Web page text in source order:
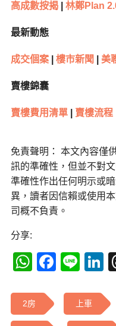
高成數按揭| 林鄭Plan
最新動態
成交個案| 樓市新聞 美
賣樓錦囊
賣樓費用清單| 賣樓流程
免責聲明： 本文內容僅
訊的準確性，但並不對
準確性作出任何明示或
異，讀者因信賴或使用
司概不負責。
分享:
2房 上車